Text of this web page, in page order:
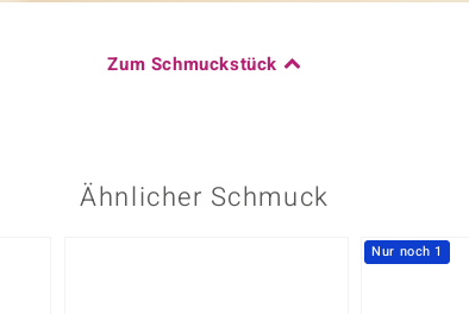
Zum Schmuckstück
Ähnlicher Schmuck
Nur noch 1